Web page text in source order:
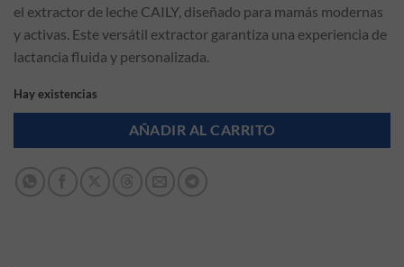
el extractor de leche CAILY, diseñado para mamás modernas
y activas. Este versátil extractor garantiza una experiencia de
lactancia fluida y personalizada.
Hay existencias
AÑADIR AL CARRITO